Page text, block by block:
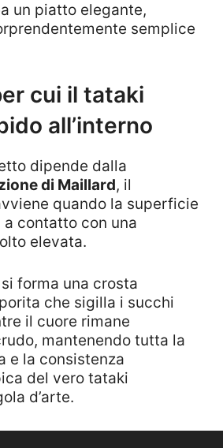
un piatto elegante,
semplice
cui il tataki
all’interno
dipende dalla
di Maillard, il
quando la superficie
contatto con una
elevata.
forma una crosta
che sigilla i succhi
il cuore rimane
mantenendo tutta la
e la consistenza
del vero tataki
d’arte.